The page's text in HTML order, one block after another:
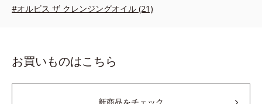
#オルビス ザ クレンジングオイル (21)
お買いものはこちら